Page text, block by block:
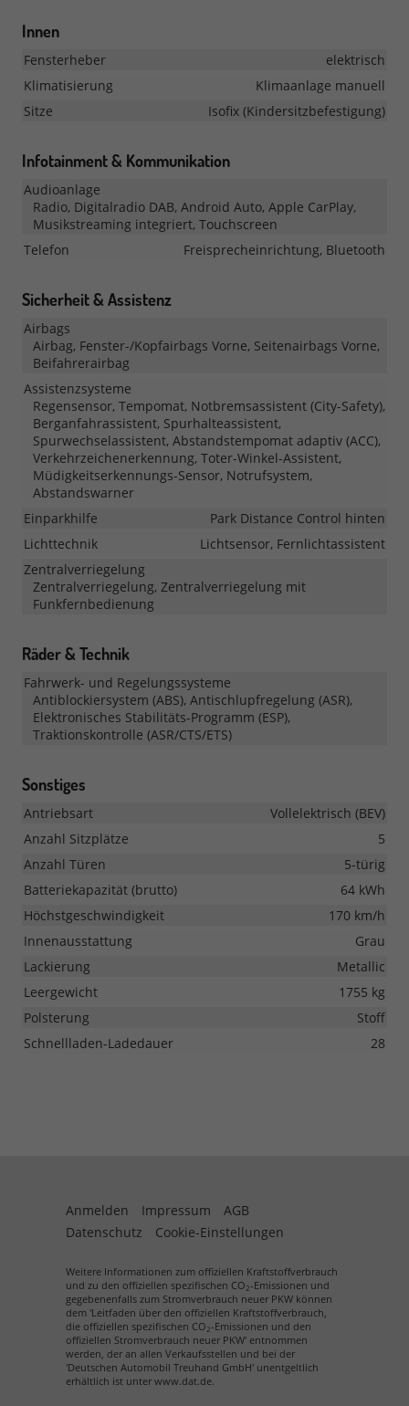
Innen
Fensterheber
elektrisch
Klimatisierung
Klimaanlage manuell
Sitze
Isofix (Kindersitzbefestigung)
Infotainment & Kommunikation
Audioanlage
Radio, Digitalradio DAB, Android Auto, Apple CarPlay,
Musikstreaming integriert, Touchscreen
Telefon
Freisprecheinrichtung, Bluetooth
Sicherheit & Assistenz
Airbags
Airbag, Fenster-/Kopfairbags Vorne, Seitenairbags Vorne,
Beifahrerairbag
Assistenzsysteme
Regensensor, Tempomat, Notbremsassistent (City-Safety),
Berganfahrassistent, Spurhalteassistent,
Spurwechselassistent, Abstandstempomat adaptiv (ACC),
Verkehrzeichenerkennung, Toter-Winkel-Assistent,
Müdigkeitserkennungs-Sensor, Notrufsystem,
Abstandswarner
Einparkhilfe
Park Distance Control hinten
Lichttechnik
Lichtsensor, Fernlichtassistent
Zentralverriegelung
Zentralverriegelung, Zentralverriegelung mit
Funkfernbedienung
Räder & Technik
Fahrwerk- und Regelungssysteme
Antiblockiersystem (ABS), Antischlupfregelung (ASR),
Elektronisches Stabilitäts-Programm (ESP),
Traktionskontrolle (ASR/CTS/ETS)
Sonstiges
Antriebsart
Vollelektrisch (BEV)
Anzahl Sitzplätze
5
Anzahl Türen
5-türig
Batteriekapazität (brutto)
64 kWh
Höchstgeschwindigkeit
170 km/h
Innenausstattung
Grau
Lackierung
Metallic
Leergewicht
1755 kg
Polsterung
Stoff
Schnellladen-Ladedauer
28
Anmelden Impressum
AGB
Datenschutz
Cookie-Einstellungen
Weitere Informationen zum offiziellen Kraftstoffverbrauch
und zu den offiziellen spezifischen CO2-Emissionen und
gegebenenfalls zum Stromverbrauch neuer PKW können
dem 'Leitfaden über den offiziellen Kraftstoffverbrauch,
die offiziellen spezifischen CO2-Emissionen und den
offiziellen Stromverbrauch neuer PKW' entnommen
werden, der an allen Verkaufsstellen und bei der
'Deutschen Automobil Treuhand GmbH' unentgeltlich
erhältlich ist unter www.dat.de.